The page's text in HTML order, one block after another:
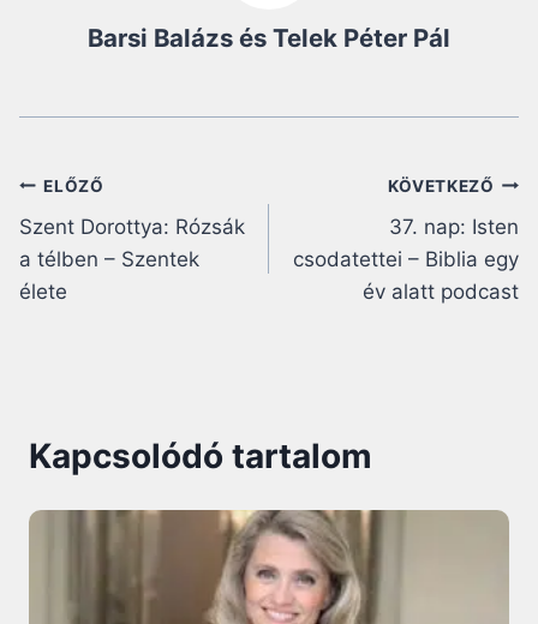
Barsi Balázs és Telek Péter Pál
Bejegyzés
navigáció
ELŐZŐ
Szent Dorottya: Rózsák
a télben – Szentek
élete
KÖVETKEZŐ
37. nap: Isten
csodatettei – Biblia egy
év alatt podcast
Kapcsolódó tartalom